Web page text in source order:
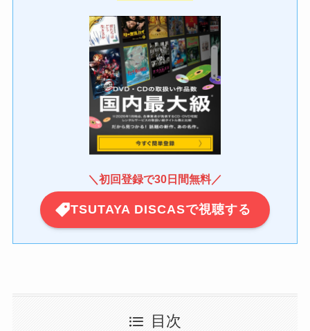
＼ 初回登録で30日間無料／
TSUTAYA DISCASで視聴する
目次